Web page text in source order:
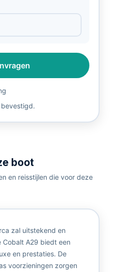
bevestigd.
boot
en reisstijlen die voor deze
zal uitstekend en
A29 biedt een
en prestaties. De
voorzieningen zorgen